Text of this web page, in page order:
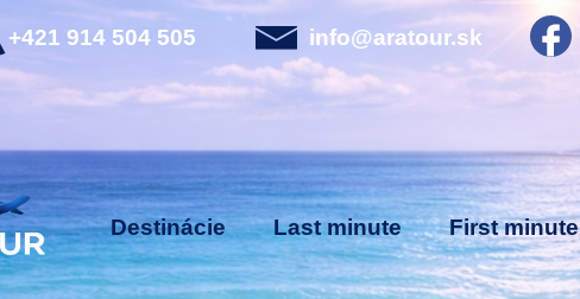
+421 914 504 505 info@aratour.sk
Destinácie Last minute First minute